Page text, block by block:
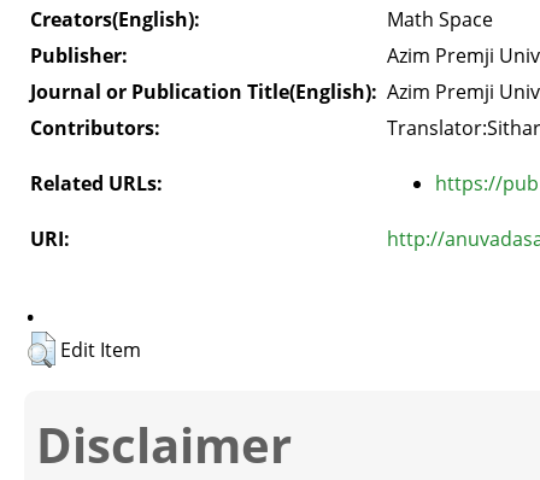
Creators(English):
Math Space
Publisher:
Azim Premji
Journal or Publication Title(English): Azim Premji
Contributors:
Related URLs: https://
URI: http://
.
Edit Item
Disclaimer